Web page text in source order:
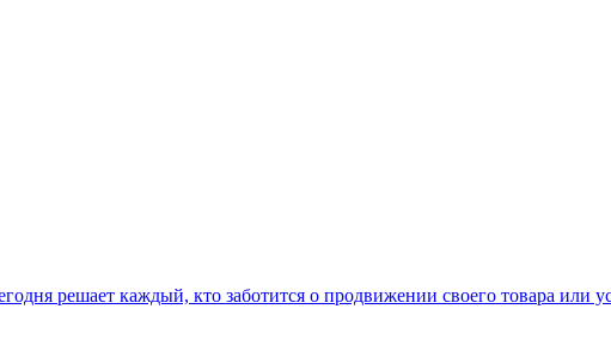
решает каждый, кто заботится о продвижении своего товара или